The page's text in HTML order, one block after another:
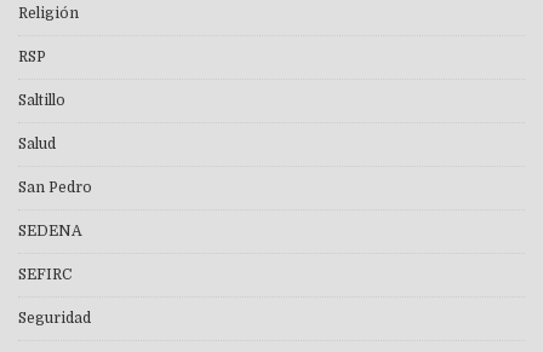
Religión
RSP
Saltillo
Salud
San Pedro
SEDENA
SEFIRC
Seguridad